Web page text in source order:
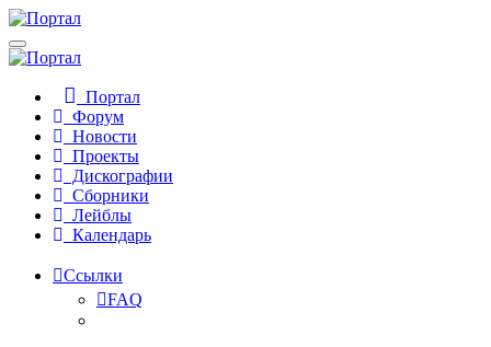
Портал
Форум
Новости
Проекты
Дискографии
Сборники
Лейблы
Календарь
Ссылки
FAQ